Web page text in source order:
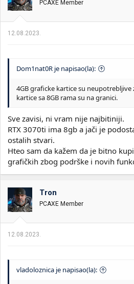
PCAXE Member
12.08.2023.
Dom1nat0R je napisao(la):
4GB graficke kartice su neupotrebljive
kartice sa 8GB rama su na granici.
Sve zavisi, ni vram nije najbitiniji.
RTX 3070ti ima 8gb a jači je
ostalih stvari.
Hteo sam da kažem da je bitno
grafičkih zbog podrške i novih
Tron
PCAXE Member
12.08.2023.
vladoloznica je napisao(la):